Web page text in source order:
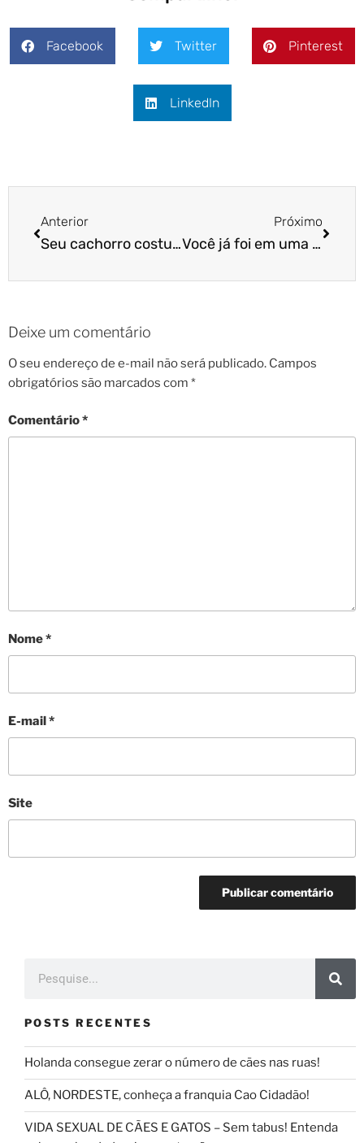
Facebook Twitter Pinterest
LinkedIn
Anterior
Seu cachorro costuma sorrir?
Próximo
Você já foi em uma palestra do Dr Pet?
Deixe um comentário
O seu endereço de e-mail não será publicado. Campos
obrigatórios são marcados com *
Comentário*
Nome*
E-mail*
Site
POSTS RECENTES
Holanda consegue zerar o número de cães nas ruas!
ALÔ, NORDESTE, conheça a franquia Cao Cidadão!
VIDA SEXUAL DE CÃES E GATOS – Sem tabus! Entenda